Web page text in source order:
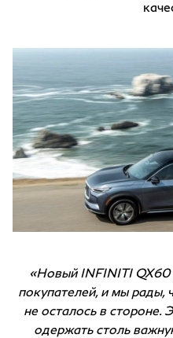
«Новый INFINITI QX60
покупателей, и мы
не осталось в стороне.
одержать столь